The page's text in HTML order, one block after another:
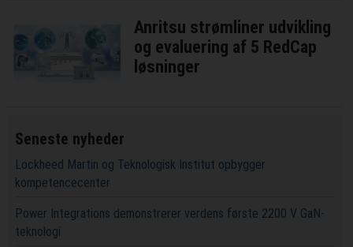
Anritsu strømliner udvikling
og evaluering af 5 RedCap
løsninger
Seneste nyheder
Lockheed Martin og Teknologisk Institut opbygger
kompetencecenter
Power Integrations demonstrerer verdens første 2200 V GaN-
teknologi